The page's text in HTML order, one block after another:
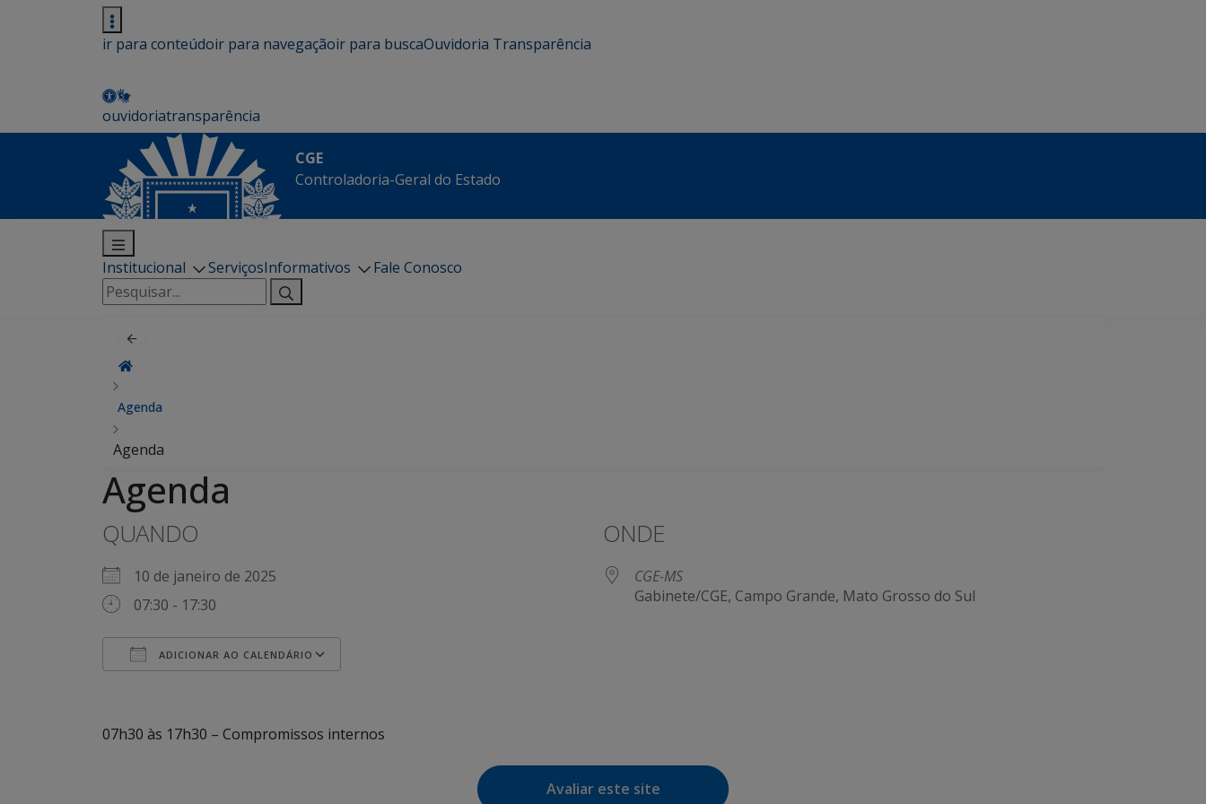
ir para conteúdoir para navegaçãoir para buscaOuvidoria Transparência
ouvidoriatransparência
CGE
Controladoria-Geral do Estado
Institucional ServiçosInformativos
Fale Conosco
Pesquisar
por:
Agenda
Agenda
Agenda
QUANDO
10 de janeiro de 2025
07:30 - 17:30
ADICIONAR AO CALENDÁRIO
ONDE
CGE-MS
Gabinete/CGE, Campo Grande, Mato Grosso do Sul
07h30 às 17h30 – Compromissos internos
Avaliar este site